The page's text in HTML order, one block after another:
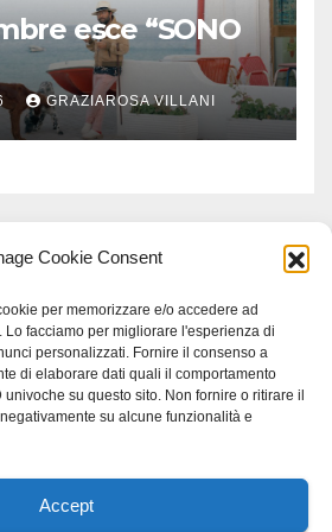
Cookie Consent
per memorizzare e/o accedere ad
facciamo per migliorare l'esperienza di
personalizzati. Fornire il consenso a
di elaborare dati quali il comportamento
su questo sito. Non fornire o ritirare il
su alcune funzionalità e
Accept
esce “SONO
GRAZIAROSA VILLANI
|Tema: Newspaperex di